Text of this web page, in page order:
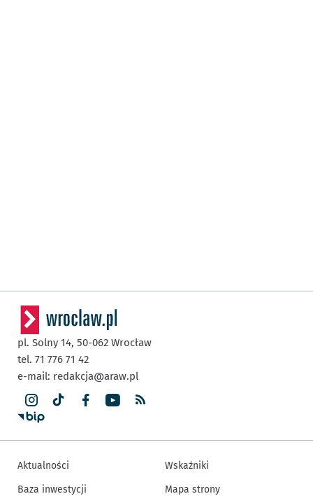
pl. Solny 14, 50-062 Wrocław
tel. 71 776 71 42
e-mail: redakcja@araw.pl
Aktualności
Baza inwestycji
Wskaźniki
Mapa strony